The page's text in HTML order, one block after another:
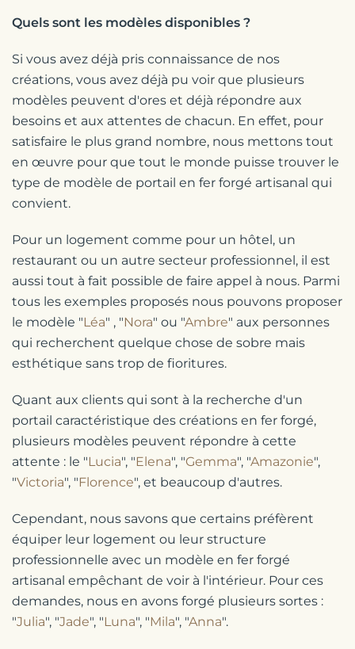
Quels sont les modèles disponibles ?
Si vous avez déjà pris connaissance de nos
créations, vous avez déjà pu voir que plusieurs
modèles peuvent d'ores et déjà répondre aux
besoins et aux attentes de chacun. En effet, pour
satisfaire le plus grand nombre, nous mettons tout
en œuvre pour que tout le monde puisse trouver le
type de modèle de portail en fer forgé artisanal qui
convient.
Pour un logement comme pour un hôtel, un
restaurant ou un autre secteur professionnel, il est
aussi tout à fait possible de faire appel à nous. Parmi
tous les exemples proposés nous pouvons proposer
le modèle "Léa" , "Nora" ou "Ambre" aux personnes
qui recherchent quelque chose de sobre mais
esthétique sans trop de fioritures.
Quant aux clients qui sont à la recherche d'un
portail caractéristique des créations en fer forgé,
plusieurs modèles peuvent répondre à cette
attente : le "Lucia", "Elena", "Gemma", "Amazonie",
"Victoria", "Florence", et beaucoup d'autres.
Cependant, nous savons que certains préfèrent
équiper leur logement ou leur structure
professionnelle avec un modèle en fer forgé
artisanal empêchant de voir à l'intérieur. Pour ces
demandes, nous en avons forgé plusieurs sortes :
"Julia", "Jade", "Luna", "Mila", "Anna".